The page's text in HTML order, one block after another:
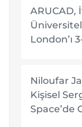
ARUCAD,
London’ı
Niloufar
Kişisel
Space’de